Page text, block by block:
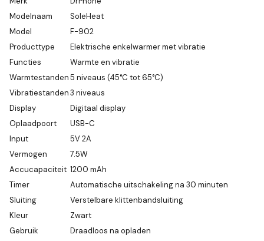
Modelnaam
SoleHeat
Model
F-902
Producttype
Elektrische enkelwarmer met vibratie
Functies
Warmte en vibratie
Warmtestanden5 niveaus (45°C tot 65°C)
Vibratiestanden3 niveaus
Display
Digitaal display
Oplaadpoort
USB-C
Input
5V 2A
Vermogen
7.5W
Accucapaciteit 1200 mAh
Timer
Automatische uitschakeling na 30 minuten
Sluiting
Verstelbare klittenbandsluiting
Kleur
Zwart
Gebruik
Draadloos na opladen